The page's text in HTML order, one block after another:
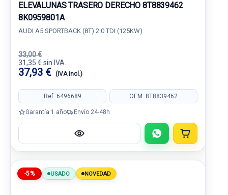
ELEVALUNAS TRASERO DERECHO 8T8839462
8K0959801A
AUDI A5 SPORTBACK (8T) 2.0 TDI (125KW)
33,00 €
31,35 € sin IVA.
37,93 € (IVA incl.)
Ref: 6496689 OEM: 8T8839462
Garantía 1 año Envío 24-48h
-5% USADO NOVEDAD